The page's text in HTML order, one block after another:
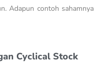
Adapun contoh sahamnya
Cyclical Stock